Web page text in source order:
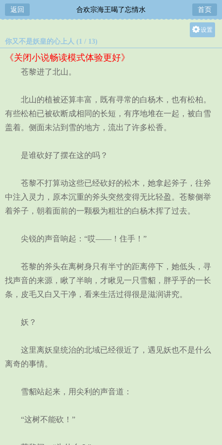
返回 合欢宗海王喝了忘情水 首页
设置
你又不是妖皇的心上人 (1 / 13)
《关闭小说畅读模式体验更好》
苍黎进了北山。
北山的植被还算丰富，既有寻常的白杨木，也有松柏。
有些松柏已被砍断成相同的长短，有序地堆在一起，被白雪
盖着。侧面未沾到雪的地方，流出了许多松香。
是谁砍好了摆在这的吗？
苍黎不打算动这些已经砍好的松木，她拿起斧子，往斧
中注入灵力，原本沉重的斧头突然变得无比轻盈。苍黎侧举
着斧子，朝着面前的一颗极为粗壮的白杨木挥了过去。
尖锐的声音响起：“哎——！住手！”
苍黎的斧头在离树身只有半寸的距离停下，她低头，寻
找声音的来源，瞅了半晌，才瞅见一只雪貂，胖乎乎的一长
条，皮毛又白又干净，看来生活过得很是滋润讲究。
妖？
这里离妖皇统治的北域已经很近了，遇见妖也不是什么
离奇的事情。
雪貂站起来，用尖利的声音道：
“这树不能砍！”